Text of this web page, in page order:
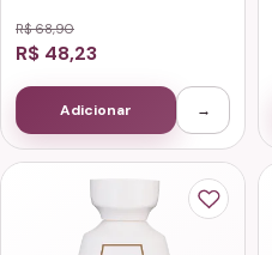
R$ 68,90
R$ 48,23
Adicionar →